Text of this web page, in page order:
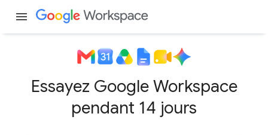
menu
Essayez Google Workspace
pendant 14 jours